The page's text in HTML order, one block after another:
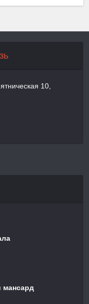
10,
мансард